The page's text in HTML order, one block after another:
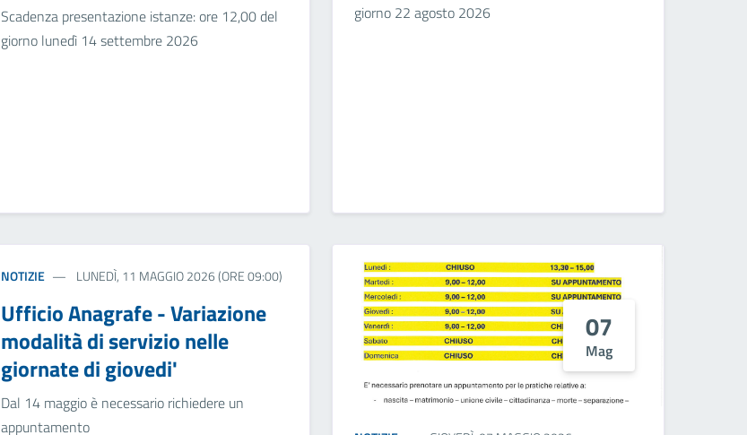
Scadenza presentazione istanze: ore 12,00 del
giorno lunedì 14 settembre 2026
giorno 22 agosto 2026
NOTIZIE LUNEDÌ, 11 MAGGIO 2026 (ORE 09:00)
Ufficio Anagrafe - Variazione
modalità di servizio nelle
giornate di giovedi'
Dal 14 maggio è necessario richiedere un
appuntamento
07
Mag